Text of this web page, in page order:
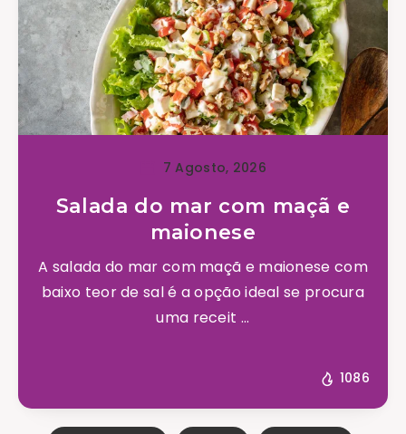
7 Agosto, 2026
Salada do mar com maçã e
maionese
A salada do mar com maçã e maionese com
baixo teor de sal é a opção ideal se procura
uma receit ...
1086